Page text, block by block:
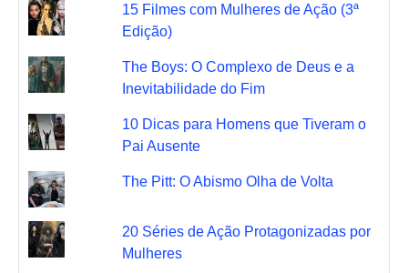
15 Filmes com Mulheres de Ação (3ª
Edição)
The Boys: O Complexo de Deus e a
Inevitabilidade do Fim
10 Dicas para Homens que Tiveram o
Pai Ausente
The Pitt: O Abismo Olha de Volta
20 Séries de Ação Protagonizadas por
Mulheres